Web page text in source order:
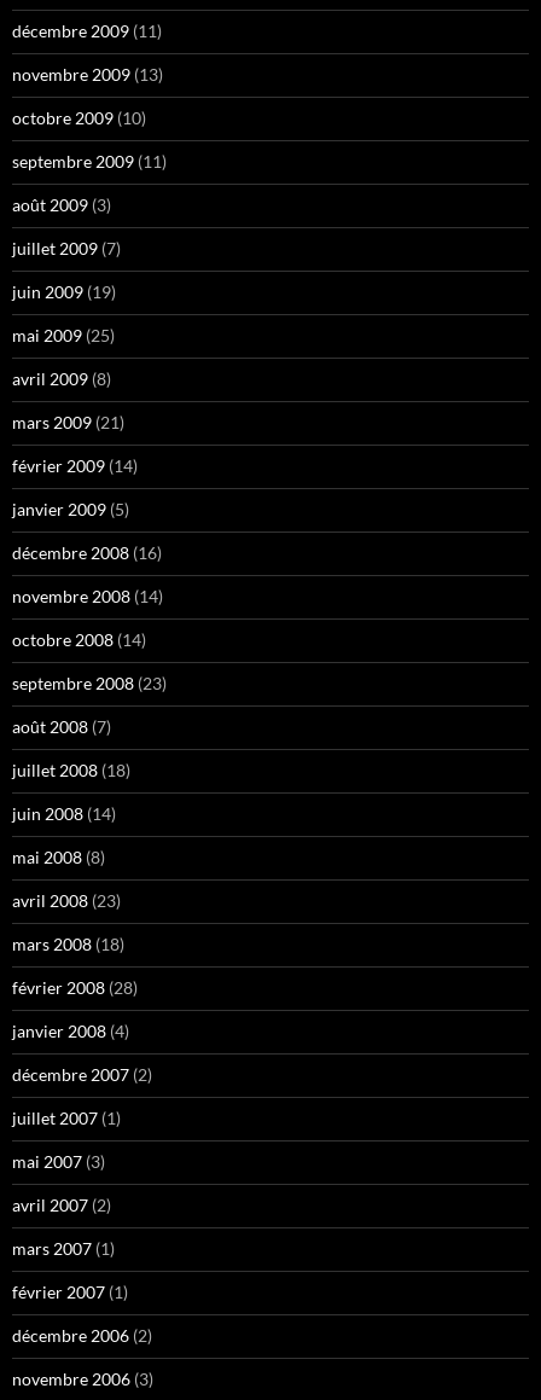
décembre 2009 (11)
novembre 2009 (13)
octobre 2009 (10)
septembre 2009 (11)
août 2009 (3)
juillet 2009 (7)
juin 2009 (19)
mai 2009 (25)
avril 2009 (8)
mars 2009 (21)
février 2009 (14)
janvier 2009 (5)
décembre 2008 (16)
novembre 2008 (14)
octobre 2008 (14)
septembre 2008 (23)
août 2008 (7)
juillet 2008 (18)
juin 2008 (14)
mai 2008 (8)
avril 2008 (23)
mars 2008 (18)
février 2008 (28)
janvier 2008 (4)
décembre 2007 (2)
juillet 2007 (1)
mai 2007 (3)
avril 2007 (2)
mars 2007 (1)
février 2007 (1)
décembre 2006 (2)
novembre 2006 (3)